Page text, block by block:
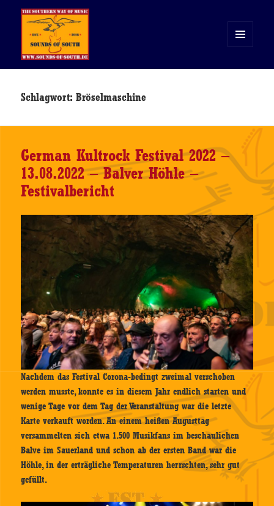
WIDGETS
Schlagwort:Bröselmaschine
German Kultrock Festival 2022 –
13.08.2022 – Balver Höhle –
Festivalbericht
Nachdem das Festival Corona-bedingt zweimal verschoben
werden musste, konnte es in diesem Jahr endlich starten und
wenige Tage vor dem Tag der Veranstaltung war die letzte
Karte verkauft worden. An einem heißen Augusttag
versammelten sich etwa 1.500 Musikfans im beschaulichen
Balve im Sauerland und schon ab der ersten Band war die
Höhle, in der erträgliche Temperaturen herrschten, sehr gut
gefüllt.